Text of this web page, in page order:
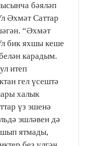
бәяләп
Әхмәт Саттар
“Әхмәт
бик яхшы кеше
карадым.
итеп
гел үсештә
халык
үз эшенә
эшләвен дә
ятмады,